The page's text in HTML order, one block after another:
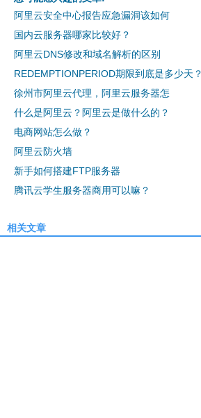
阿里云安全中心报告应急漏洞该如何
国内云服务器哪家比较好？
阿里云DNS修改和域名解析的区别
REDEMPTIONPERIOD期限到底是多少天？
徐州市阿里云代理，阿里云服务器怎
什么是阿里云？阿里云是做什么的？
电商网站怎么做？
阿里云防火墙
新手如何搭建FTP服务器
腾讯云学生服务器商用可以嘛？
相关文章